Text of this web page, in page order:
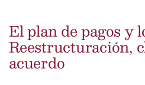
El plan de pagos y
Reestructuración,
acuerdo